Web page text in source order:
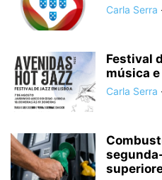
Carla Serra
Festival
música
Carla Serra